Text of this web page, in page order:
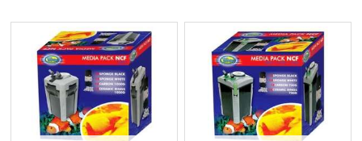
Kapasitet 250l/h